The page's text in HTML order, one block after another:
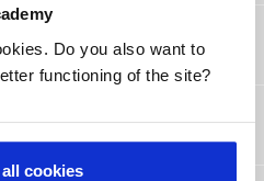
Do you also want to
functioning of the site?
cookies